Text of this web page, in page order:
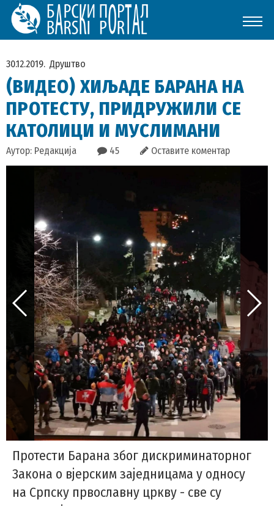
30.12.2019. Друштво
(ВИДЕО) ХИЉАДЕ БАРАНА НА
ПРОТЕСТУ, ПРИДРУЖИЛИ СЕ
КАТОЛИЦИ И МУСЛИМАНИ
Аутор: Редакција 45 Оставите коментар
Протести Барана због дискриминаторног
Закона о вјерским заједницама у односу
на Српску првославну цркву - све су